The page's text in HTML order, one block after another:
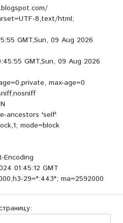
8,text/html;
GMT,Sun, 09 Aug 2026
GMT,Sun, 09 Aug 2026
max-age=0
ancestors 'self'
mode=block
Encoding
01:45:12 GMT
29=":443"; ma=2592000